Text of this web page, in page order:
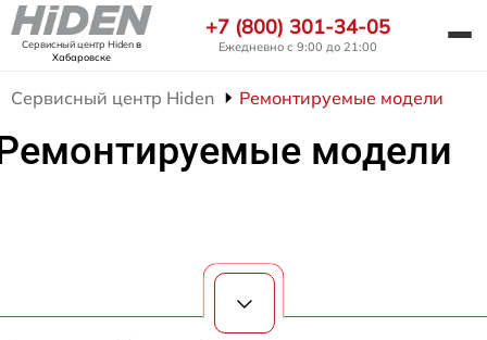
Сервисный центр Hidenв
Хабаровске
+7 (800) 301-34-05
Ежедневно с 9:00 до 21:00
Сервисный центр Hiden Ремонтируемые модели
модели